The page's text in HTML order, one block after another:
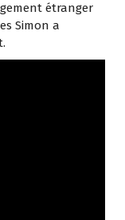
étranger
Simon a